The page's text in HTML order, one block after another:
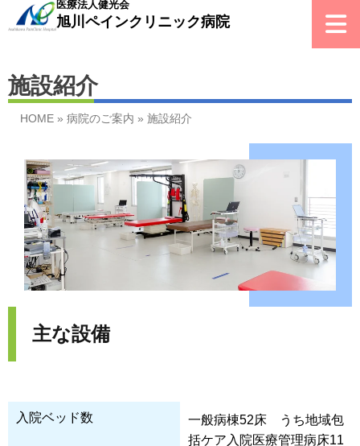
医療法人健光会
旭川ペインクリニック病院
施設紹介
HOME » 病院のご案内 » 施設紹介
主な設備
入院ベッド数
一般病棟52床 うち地域包
括ケア入院医療管理病床11